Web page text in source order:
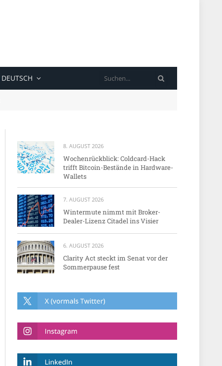
DEUTSCH
8. AUGUST 2026
Wochenrückblick: Coldcard-Hack
trifft Bitcoin-Bestände in Hardware-
Wallets
7. AUGUST 2026
Wintermute nimmt mit Broker-
Dealer-Lizenz Citadel ins Visier
6. AUGUST 2026
Clarity Act steckt im Senat vor der
Sommerpause fest